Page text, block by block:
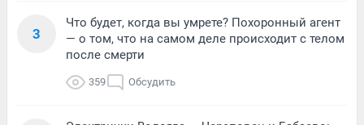
3
Что будет, когда вы умрете? Похоронный агент
— о том, что на самом деле происходит с телом
после смерти
359 Обсудить